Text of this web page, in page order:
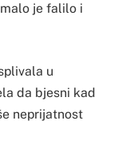
je falilo i
u
da bjesni kad
neprijatnost